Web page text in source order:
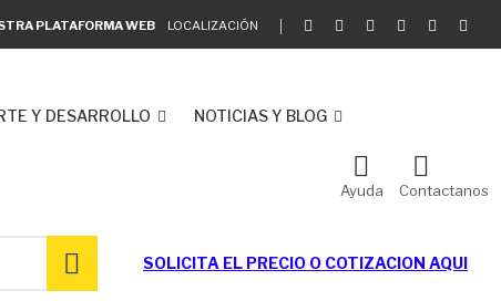
PLATAFORMA WEB LOCALIZACIÓN
Y DESARROLLO NOTICIAS Y BLOG
Ayuda Contactanos
SOLICITA EL PRECIO O COTIZACION AQUI